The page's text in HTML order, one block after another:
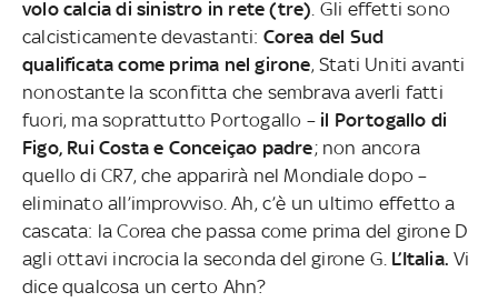
volo calcia di sinistro in rete (tre). Gli effetti sono
calcisticamente devastanti: Corea del Sud
qualificata come prima nel girone, Stati Uniti avanti
nonostante la sconfitta che sembrava averli fatti
fuori, ma soprattutto Portogallo – il Portogallo di
Figo, Rui Costa e Conceiçao padre; non ancora
quello di CR7, che apparirà nel Mondiale dopo –
eliminato all’improvviso. Ah, c’è un ultimo effetto a
cascata: la Corea che passa come prima del girone D
agli ottavi incrocia la seconda del girone G. L’Italia. Vi
dice qualcosa un certo Ahn?